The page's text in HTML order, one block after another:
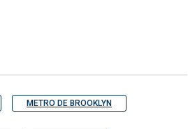
METRO DE BROOKLYN